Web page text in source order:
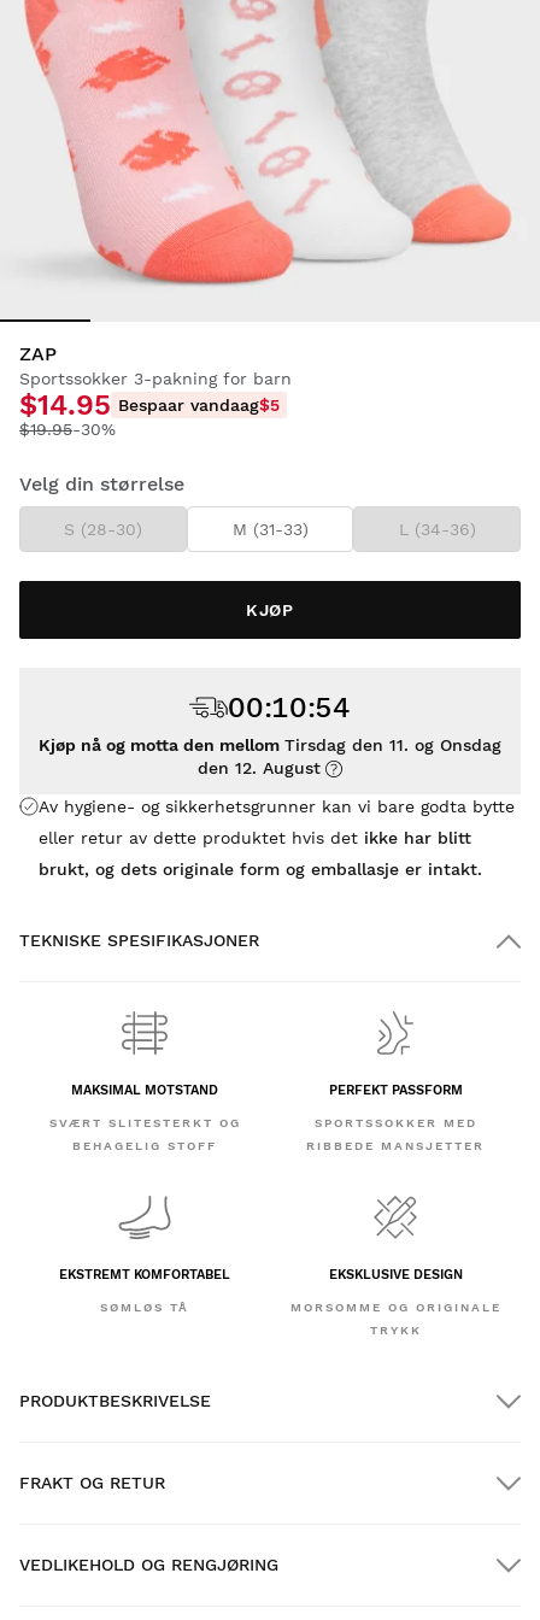
ZAP
Sportssokker 3-pakning for barn
$14.95 Bespaar vandaag$5
$19.95-30%
Velg din størrelse
S (28-30) M (31-33) L (34-36)
KJØP
Av hygiene- og sikkerhetsgrunner kan vi bare godta bytte
eller retur av dette produktet hvis det ikke har blitt
brukt, og dets originale form og emballasje er intakt.
00:10:54
Kjøp nå og motta den mellom Tirsdag den 11. og Onsdag
den 12. August
TEKNISKE SPESIFIKASJONER
MAKSIMAL MOTSTAND
SVÆRT SLITESTERKT OG
BEHAGELIG STOFF
PERFEKT PASSFORM
SPORTSSOKKER MED
RIBBEDE MANSJETTER
EKSTREMT KOMFORTABEL
SØMLØS TÅ
EKSKLUSIVE DESIGN
MORSOMME OG ORIGINALE
TRYKK
PRODUKTBESKRIVELSE
FRAKT OG RETUR
VEDLIKEHOLD OG RENGJØRING